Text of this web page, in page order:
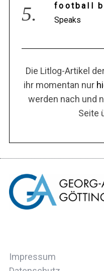
football
Speaks
Die Litlog-Artikel
ihr momentan nur
werden nach und
Seite
Impressum